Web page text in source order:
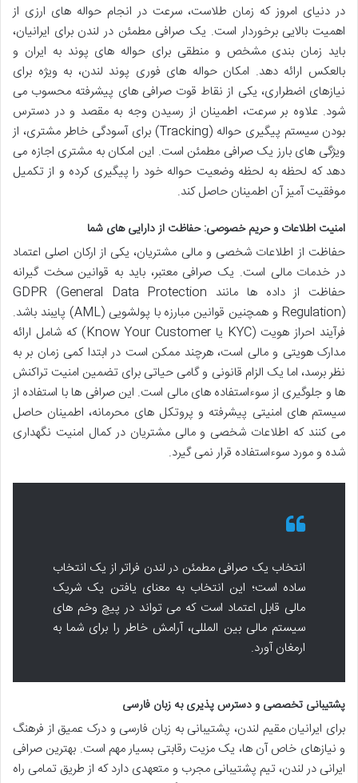
در دنیای امروز که زمان طلاست، سرعت در انجام حواله های ارزی از
اهمیت بالایی برخوردار است. یک صرافی مطمئن در لندن برای ایرانیان،
باید زمان بندی مشخص و منطقی برای حواله های پوند به ایران و
بالعکس ارائه دهد. امکان حواله های فوری پوند لندن، به ویژه برای
نیازهای اضطراری، یکی از نقاط قوت صرافی های پیشرفته محسوب می
شود. علاوه بر سرعت، اطمینان از رسیدن وجه به مقصد و در دسترس
بودن سیستم پیگیری حواله (Tracking) برای آسودگی خاطر مشتری، از
ویژگی های بارز یک صرافی مطمئن است. این امکان به مشتری اجازه می
دهد که لحظه به لحظه وضعیت حواله خود را پیگیری کرده و از تکمیل
موفقیت آمیز آن اطمینان حاصل کند.
امنیت اطلاعات و حریم خصوصی: حفاظت از دارایی های شما
حفاظت از اطلاعات شخصی و مالی مشتریان، یکی از ارکان اصلی اعتماد
در خدمات مالی است. یک صرافی معتبر، باید به قوانین سخت گیرانه
حفاظت از داده ها مانند GDPR (General Data Protection
Regulation) و همچنین قوانین مبارزه با پولشویی (AML) پایبند باشد.
فرآیند احراز هویت (KYC یا Know Your Customer) که شامل ارائه
مدارک هویتی و مالی است، هرچند ممکن است در ابتدا کمی زمان بر به
نظر برسد، اما یک الزام قانونی و گامی حیاتی برای تضمین امنیت تراکنش
ها و جلوگیری از سوءاستفاده های مالی است. این صرافی ها با استفاده از
سیستم های امنیتی پیشرفته و پروتکل های محرمانه، اطمینان حاصل
می کنند که اطلاعات شخصی و مالی مشتریان در کمال امنیت نگهداری
شده و مورد سوءاستفاده قرار نمی گیرد.
انتخاب یک صرافی مطمئن در لندن فراتر از یک انتخاب
ساده است؛ این انتخاب به معنای یافتن یک شریک
مالی قابل اعتماد است که می تواند در پیچ وخم های
سیستم مالی بین المللی، آرامش خاطر را برای شما به
ارمغان آورد.
پشتیبانی تخصصی و دسترس پذیری به زبان فارسی
برای ایرانیان مقیم لندن، پشتیبانی به زبان فارسی و درک عمیق از فرهنگ
و نیازهای خاص آن ها، یک مزیت رقابتی بسیار مهم است. بهترین صرافی
ایرانی در لندن، تیم پشتیبانی مجرب و متعهدی دارد که از طریق تمامی راه